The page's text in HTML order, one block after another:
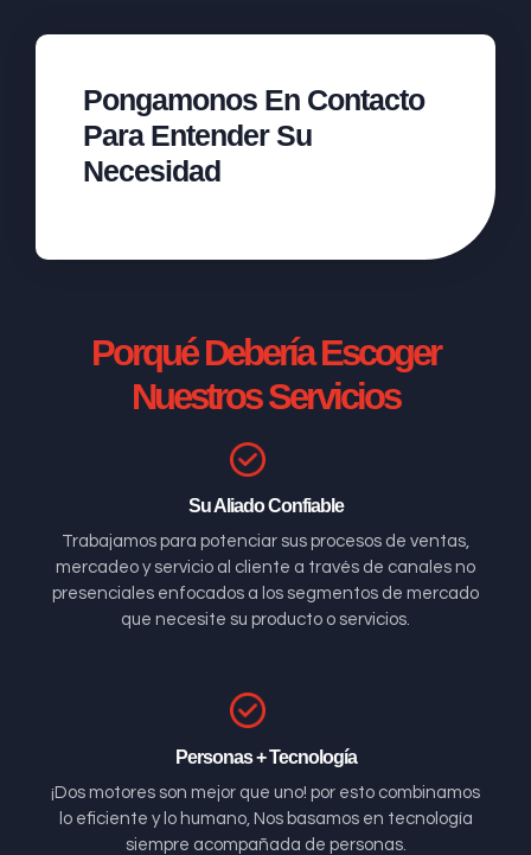
Pongamonos En Contacto
Para Entender Su
Necesidad
Porqué Debería Escoger
Nuestros Servicios
Su Aliado Confiable
Trabajamos para potenciar sus procesos de ventas,
mercadeo y servicio al cliente a través de canales no
presenciales enfocados a los segmentos de mercado
que necesite su producto o servicios.
Personas + Tecnología
¡Dos motores son mejor que uno! por esto combinamos
lo eficiente y lo humano, Nos basamos en tecnología
siempre acompañada de personas.